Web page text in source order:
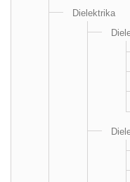
Dielektrika